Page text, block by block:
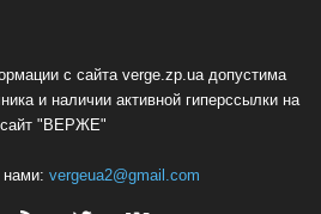
с сайта verge.zp.ua допустима
и наличии активной гиперссылки на
сайт "ВЕРЖЕ"
нами: vergeua2@gmail.com